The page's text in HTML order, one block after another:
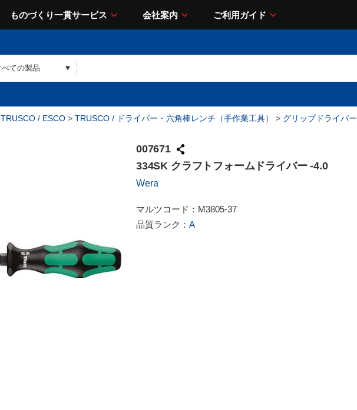
ものづくり一貫サービス 会社案内 ご利用ガイド
TRUSCO / ESCO > TRUSCO / ドライバー・六角棒レンチ（手作業工具） > グリップドライバー
007671
334SK クラフトフォームドライバー -4.0
Wera
マルツコード： M3805-37
品質ランク： A